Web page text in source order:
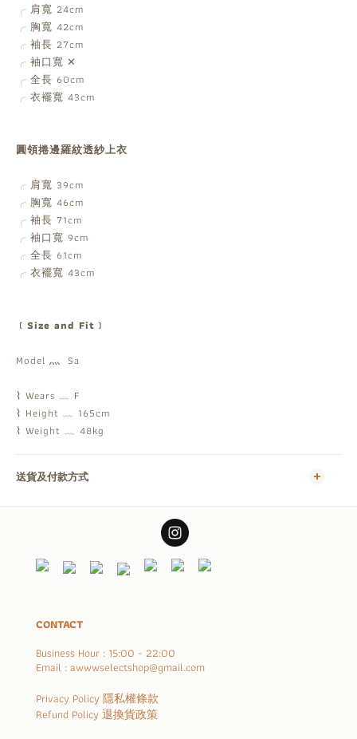
╭ 肩寬 24cm
╭ 胸寬 42cm
╭ 袖長 27cm
╭ 袖口寬 ✕
╭ 全長 60cm
╭ 衣襬寬 43cm
圓領捲邊羅紋透紗上衣
╭ 肩寬 39cm
╭ 胸寬 46cm
╭ 袖長 71cm
╭ 袖口寬 9cm
╭ 全長 61cm
╭ 衣襬寬 43cm
﹝Size and Fit﹞
Model 灬 Sa
⌇ Wears ﹏ F
⌇ Height ﹏ 165cm
⌇ Weight ﹏ 48kg
送貨及付款方式
CONTACT
Business Hour : 15:00 - 22:00
Email : awwwselectshop@gmail.com
Privacy Policy 隱私權條款
Refund Policy 退換貨政策